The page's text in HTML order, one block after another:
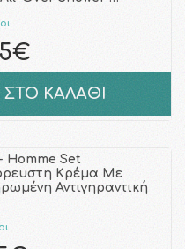
ΣΤΟ ΚΑΛΑΘΙ
Homme Set
Κρέμα Με
Αντιγηραντική